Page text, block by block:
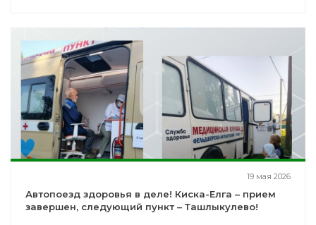
19 мая 2026
Автопоезд здоровья в деле! Киска-Елга – прием
завершен, следующий пункт – Ташлыкулево!